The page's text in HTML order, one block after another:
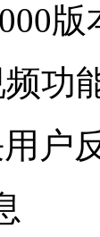
版
功
户